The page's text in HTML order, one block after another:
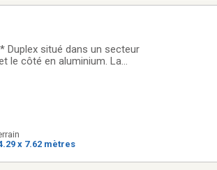
côté en aluminium. La
x 7.62 mètres